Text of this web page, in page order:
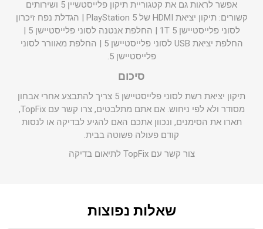
אפשר לראות גם את קטגוריית תיקון פלייסטשיין 5
ושירותים
קשורים: תיקון יציאת HDMI של PlayStation 5 | הגדלת נפח זיכרון
לסוני פלייסטיישן 5 1T
| החלפת אנטנה לסוני פלייסטיישן 5
|
החלפת יציאת USB לסוני פלייסטיישן 5
| החלפת מאוורר לסוני
פלייסטיישן 5 .
סיכום
תיקון יציאת רשת לסוני פלייסטיישן 5 צריך להתבצע אחרי אבחון
מסודר ולא לפי ניחוש. אם אתם מתלבטים, צרו קשר עם TopFix,
תארו את הסימנים, ונכוון אתכם האם להגיע לבדיקה או לנסות
קודם פעולה פשוטה בבית.
צור קשר עם TopFix לתיאום בדיקה
שאלות נפוצות